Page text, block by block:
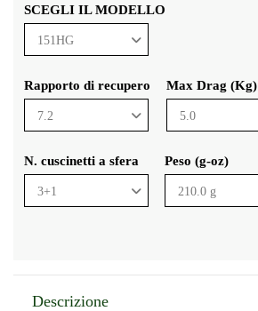
SCEGLI IL MODELLO
Rapporto di recupero Max Drag (Kg)
N. cuscinetti a sfera Peso (g-oz)
Descrizione